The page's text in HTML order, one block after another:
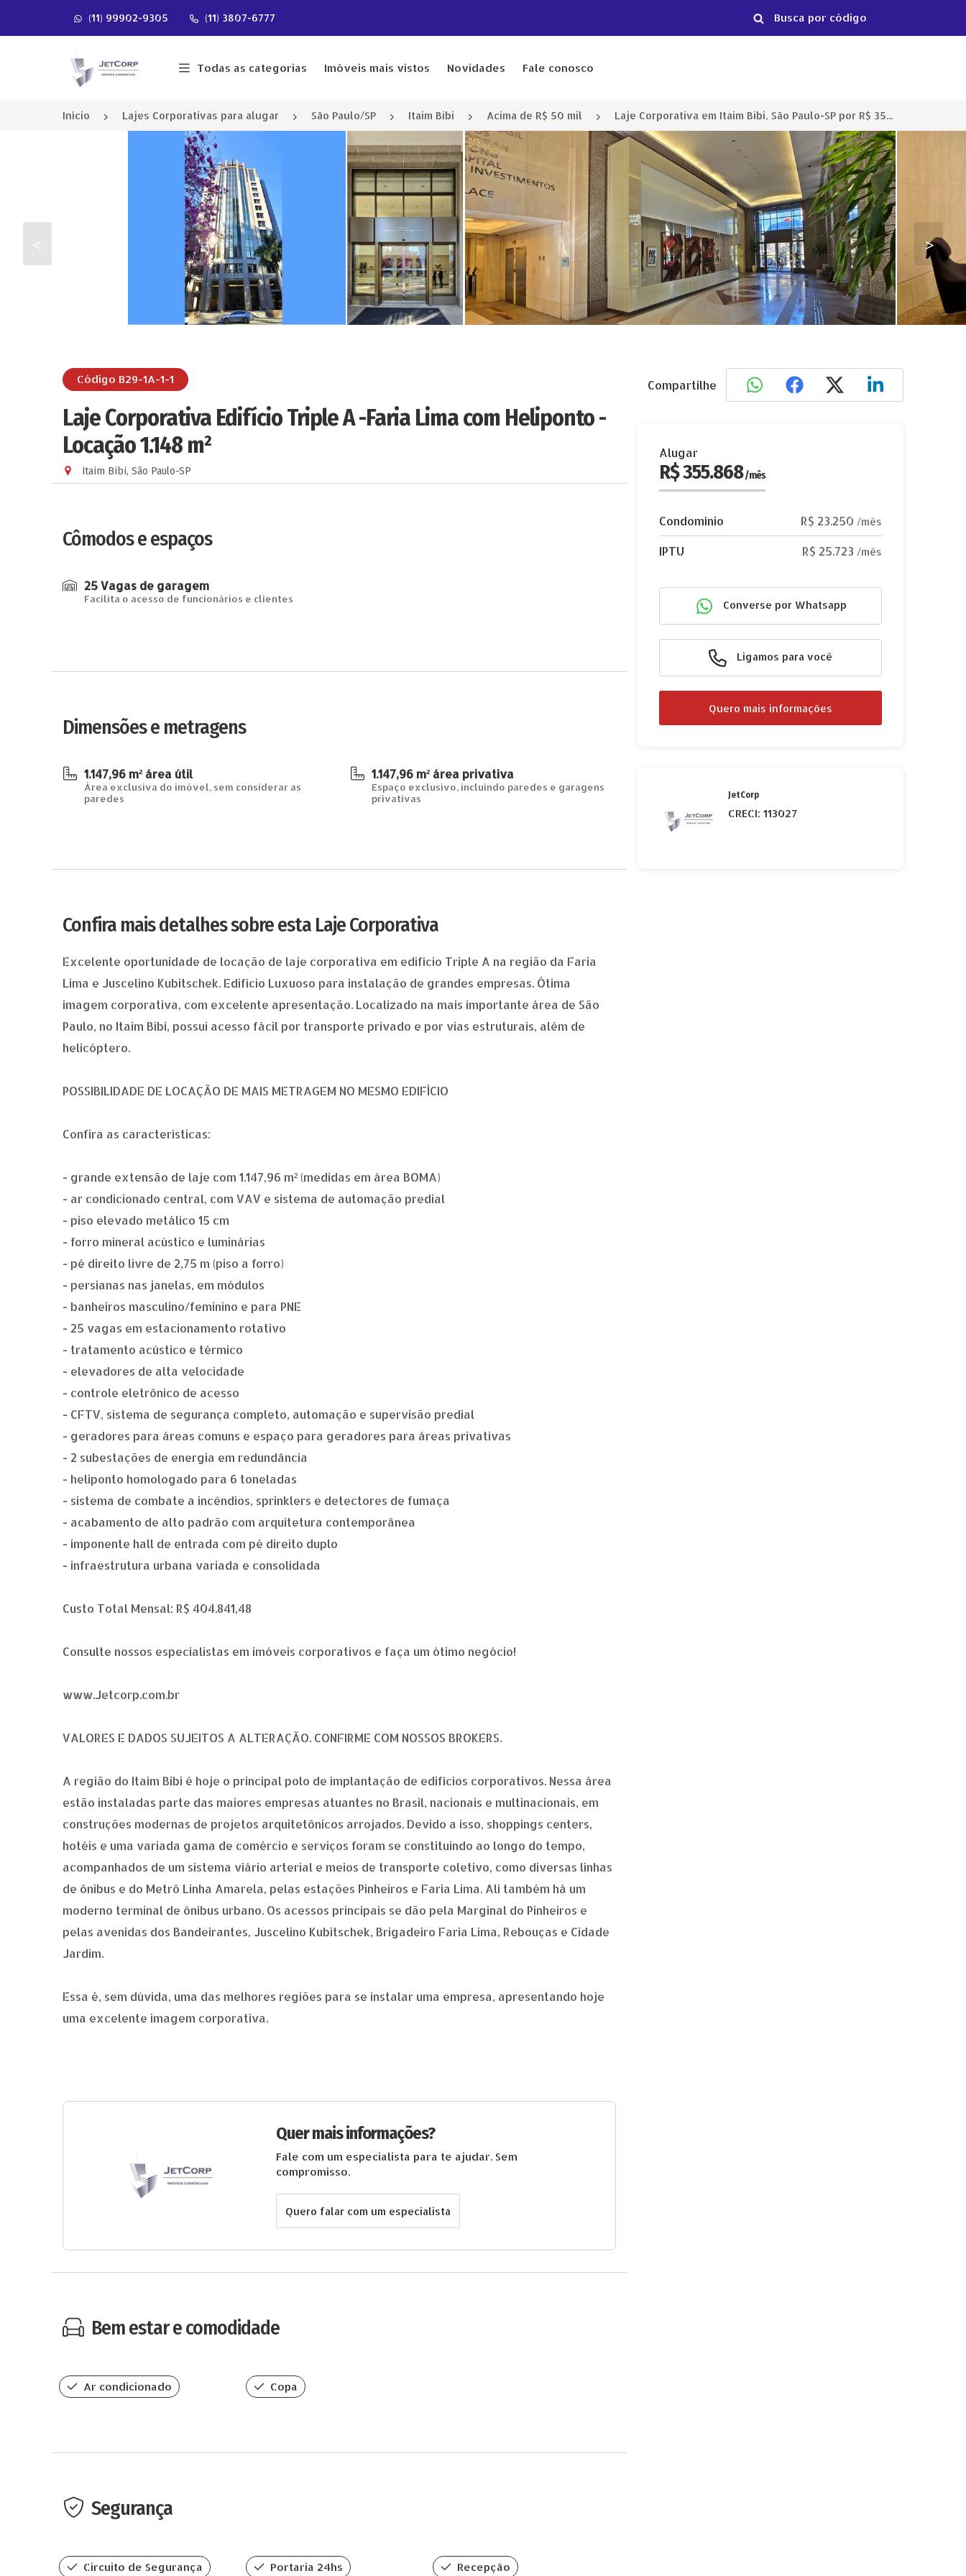
(11) 99902-9305 (11) 3807-6777
Página inicial
Todas as categorias Imóveis mais vistos Novidades Fale conosco
Início Lajes Corporativas para alugar São Paulo/SP Itaim Bibi Acima de R$ 50 mil Laje Corporativa em Itaim Bibi, São Paulo-SP por R$ 355.868
< >
Código B29-1A-1-1
Laje Corporativa Edifício Triple A -Faria Lima com Heliponto -
Locação 1.148 m²
Itaim Bibi, São Paulo-SP
Cômodos e espaços
25 Vagas de garagem
Facilita o acesso de funcionários e clientes
Dimensões e metragens
1.147,96 m² área útil
Área exclusiva do imóvel, sem considerar as
paredes
1.147,96 m² área privativa
Espaço exclusivo, incluindo paredes e garagens
privativas
Confira mais detalhes sobre esta Laje Corporativa
Excelente oportunidade de locação de laje corporativa em edifício Triple A na região da Faria
Lima e Juscelino Kubitschek. Edifício Luxuoso para instalação de grandes empresas. Ótima
imagem corporativa, com excelente apresentação. Localizado na mais importante área de São
Paulo, no Itaim Bibi, possui acesso fácil por transporte privado e por vias estruturais, além de
helicóptero.
POSSIBILIDADE DE LOCAÇÃO DE MAIS METRAGEM NO MESMO EDIFÍCIO
Confira as características:
- grande extensão de laje com 1.147,96 m² (medidas em área BOMA)
- ar condicionado central, com VAV e sistema de automação predial
- piso elevado metálico 15 cm
- forro mineral acústico e luminárias
- pé direito livre de 2,75 m (piso a forro)
- persianas nas janelas, em módulos
- banheiros masculino/feminino e para PNE
- 25 vagas em estacionamento rotativo
- tratamento acústico e térmico
- elevadores de alta velocidade
- controle eletrônico de acesso
- CFTV, sistema de segurança completo, automação e supervisão predial
- geradores para áreas comuns e espaço para geradores para áreas privativas
- 2 subestações de energia em redundância
- heliponto homologado para 6 toneladas
- sistema de combate a incêndios, sprinklers e detectores de fumaça
- acabamento de alto padrão com arquitetura contemporânea
- imponente hall de entrada com pé direito duplo
- infraestrutura urbana variada e consolidada
Custo Total Mensal: R$ 404.841,48
Consulte nossos especialistas em imóveis corporativos e faça um ótimo negócio!
www.Jetcorp.com.br
VALORES E DADOS SUJEITOS A ALTERAÇÃO. CONFIRME COM NOSSOS BROKERS.
A região do Itaim Bibi é hoje o principal polo de implantação de edifícios corporativos. Nessa área
estão instaladas parte das maiores empresas atuantes no Brasil, nacionais e multinacionais, em
construções modernas de projetos arquitetônicos arrojados. Devido a isso, shoppings centers,
hotéis e uma variada gama de comércio e serviços foram se constituindo ao longo do tempo,
acompanhados de um sistema viário arterial e meios de transporte coletivo, como diversas linhas
de ônibus e do Metrô Linha Amarela, pelas estações Pinheiros e Faria Lima. Ali também há um
moderno terminal de ônibus urbano. Os acessos principais se dão pela Marginal do Pinheiros e
pelas avenidas dos Bandeirantes, Juscelino Kubitschek, Brigadeiro Faria Lima, Rebouças e Cidade
Jardim.
Essa é, sem dúvida, uma das melhores regiões para se instalar uma empresa, apresentando hoje
uma excelente imagem corporativa.
Quer mais informações?
Fale com um especialista para te ajudar. Sem
compromisso.
Quero falar com um especialista
Bem estar e comodidade
Ar condicionado Copa
Segurança
Circuito de Segurança Portaria 24hs Recepção
Compartilhe
Alugar
R$ 355.868/mês
Condomínio R$ 23.250 /mês
IPTU R$ 25.723 /mês
Converse por Whatsapp
Ligamos para você
Quero mais informações
JetCorp
CRECI: 113027